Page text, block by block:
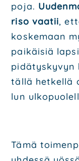
po­ja.
ri­so vaa­tii,
kos­ke­maan
pai­käi­siä
pidä­tys­ky­vyn
täl­lä het­kel­lä
lun
Tämä